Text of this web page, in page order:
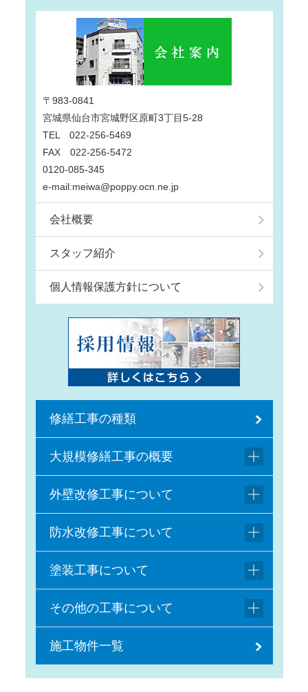
〒983-0841
宮城県仙台市宮城野区原町3丁目5-28
TEL 022-256-5469
FAX 022-256-5472
0120-085-345
e-mail:meiwa@poppy.ocn.ne.jp
会社概要
スタッフ紹介
個人情報保護方針について
修繕工事の種類
大規模修繕工事の概要
外壁改修工事について
防水改修工事について
塗装工事について
その他の工事について
施工物件一覧